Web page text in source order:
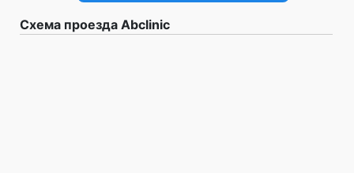
Схема проезда Abclinic